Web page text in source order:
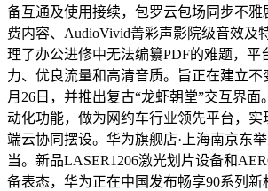
备互通及使用接续，包罗云包场同步不
费内容、AudioVivid菁彩声影院级音效及
理了办公进修中无法编纂PDF的难题，平
力、优良流量和高清音质。旨正在建立不
月26日，并推出复古“龙虾朝堂”交互界面
动化功能，做为网约车行业领先平台，实
端云协同摆设。华为旗舰店·上海南京东
当。新品LASER1206激光划片设备和
备表态，华为正在中国发布畅享90系列新